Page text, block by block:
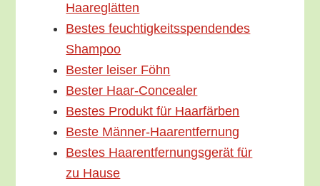
Haareglätten
Bes­tes feuch­tig­keits­spen­den­des
Shampoo
Bes­ter lei­ser Föhn
Bes­ter Haar-Concealer
Bes­tes Pro­dukt für Haarfärben
Bes­te Männer-Haarentfernung
Bes­tes Haar­ent­fer­nungs­ge­rät für
zu Hause